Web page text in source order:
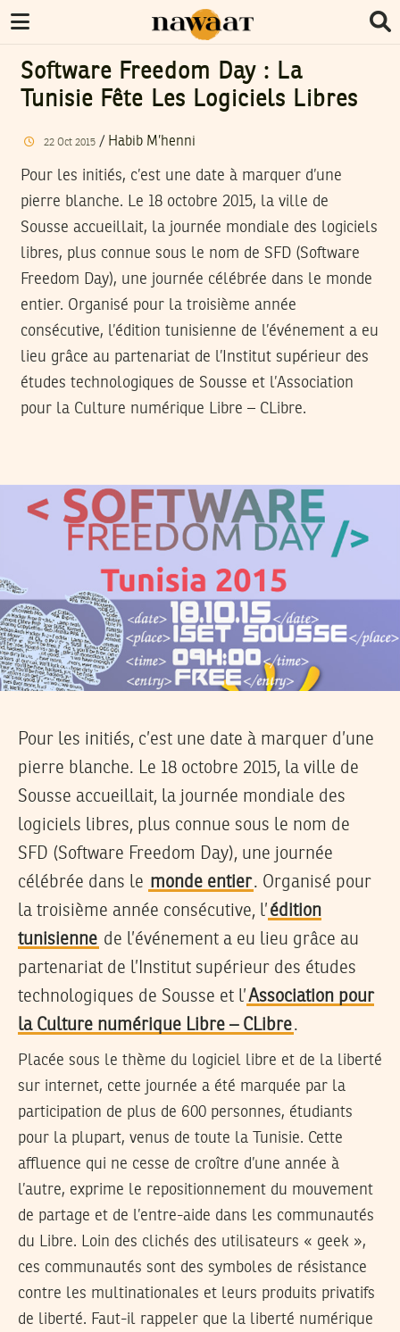
Software Freedom Day : La
Tunisie Fête Les Logiciels Libres
22 Oct 2015/ Habib M’henni
Pour les initiés, c’est une date à marquer d’une
pierre blanche. Le 18 octobre 2015, la ville de
Sousse accueillait, la journée mondiale des logiciels
libres, plus connue sous le nom de SFD (Software
Freedom Day), une journée célébrée dans le monde
entier. Organisé pour la troisième année
consécutive, l’édition tunisienne de l’événement a eu
lieu grâce au partenariat de l’Institut supérieur des
études technologiques de Sousse et l’Association
pour la Culture numérique Libre – CLibre.
Pour les initiés, c’est une date à marquer d’une
pierre blanche. Le 18 octobre 2015, la ville de
Sousse accueillait, la journée mondiale des
logiciels libres, plus connue sous le nom de
SFD (Software Freedom Day), une journée
célébrée dans le monde entier. Organisé pour
la troisième année consécutive, l’ édition
tunisienne de l’événement a eu lieu grâce au
partenariat de l’Institut supérieur des études
technologiques de Sousse et l’Association pour
la Culture numérique Libre – CLibre.
Placée sous le thème du logiciel libre et de la liberté
sur internet, cette journée a été marquée par la
participation de plus de 600 personnes, étudiants
pour la plupart, venus de toute la Tunisie. Cette
affluence qui ne cesse de croître d’une année à
l’autre, exprime le repositionnement du mouvement
de partage et de l’entre-aide dans les communautés
du Libre. Loin des clichés des utilisateurs « geek »,
ces communautés sont des symboles de résistance
contre les multinationales et leurs produits privatifs
de liberté. Faut-il rappeler que la liberté numérique